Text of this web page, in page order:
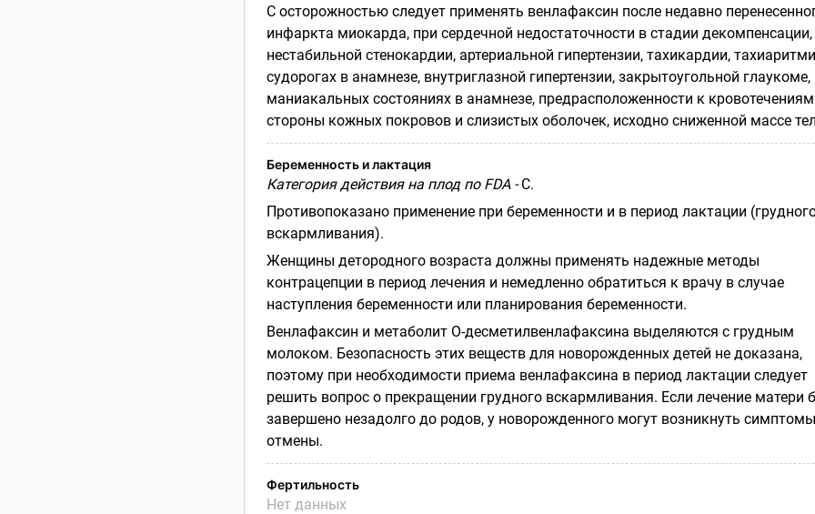
С осторожностью следует применять венлафаксин после недавно
инфаркта миокарда, при сердечной недостаточности в стадии декомпенсации,
нестабильной стенокардии, артериальной гипертензии, тахикардии,
судорогах в анамнезе, внутриглазной гипертензии, закрытоугольной глаукоме,
маниакальных состояниях в анамнезе, предрасположенности к
стороны кожных покровов и слизистых оболочек, исходно сниженной массе
Беременность и лактация
Категория действия на плод по FDA - C.
Противопоказано применение при беременности и в период лактации
вскармливания).
Женщины детородного возраста должны применять надежные методы
контрацепции в период лечения и немедленно обратиться к врачу в случае
наступления беременности или планирования беременности.
Венлафаксин и метаболит О-десметилвенлафаксина выделяются с грудным
молоком. Безопасность этих веществ для новорожденных детей не доказана,
поэтому при необходимости приема венлафаксина в период лактации следует
решить вопрос о прекращении грудного вскармливания. Если лечение матери
завершено незадолго до родов, у новорожденного могут возникнуть симптомы
отмены.
Фертильность
Нет данных